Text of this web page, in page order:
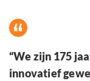
“We zijn 175
innovatief